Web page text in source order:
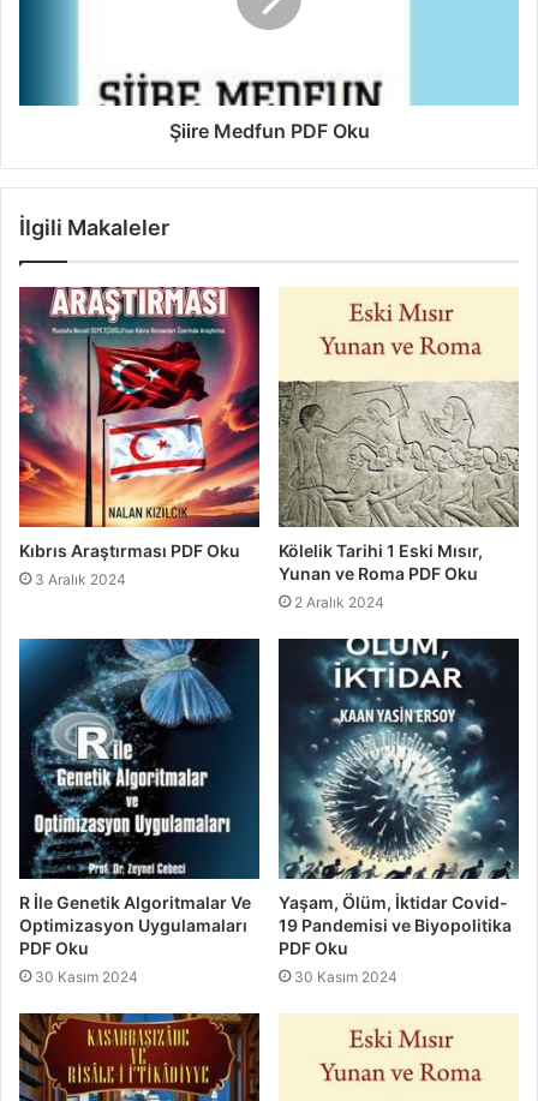
Şiire Medfun PDF Oku
İlgili Makaleler
Kıbrıs Araştırması PDF Oku
3 Aralık 2024
Kölelik Tarihi 1 Eski Mısır,
Yunan ve Roma PDF Oku
2 Aralık 2024
R İle Genetik Algoritmalar Ve
Optimizasyon Uygulamaları
PDF Oku
30 Kasım 2024
Yaşam, Ölüm, İktidar Covid-
19 Pandemisi ve Biyopolitika
PDF Oku
30 Kasım 2024